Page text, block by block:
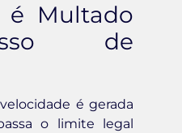
é Multado
de
é gerada
o limite legal